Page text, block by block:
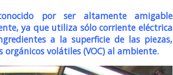
por ser altamente amigable
ya que utiliza sólo corriente eléctrica
a la superficie de las piezas,
volátiles (VOC) al ambiente.